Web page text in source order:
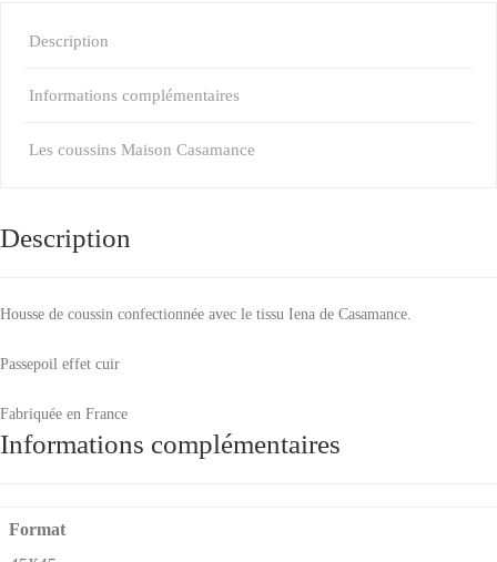
Description
Informations complémentaires
Les coussins Maison Casamance
Description
Housse de coussin confectionnée avec le tissu Iena de Casamance.
Passepoil effet cuir
Fabriquée en France
Informations complémentaires
Format